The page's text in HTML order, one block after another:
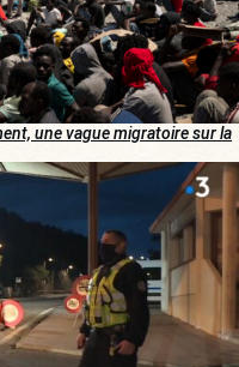
une vague migratoire sur la